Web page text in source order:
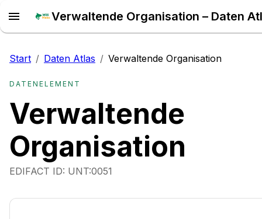
Verwaltende Organisation – Daten
Start / Daten Atlas / Verwaltende Organisation
DATENELEMENT
Verwaltende
Organisation
EDIFACT ID: UNT:0051